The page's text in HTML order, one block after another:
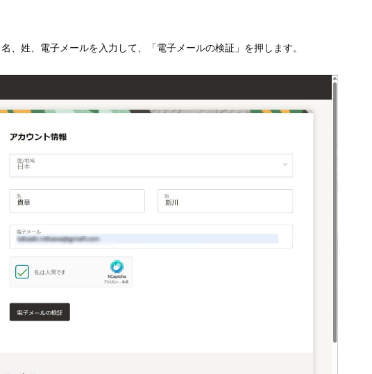
、姓、電子メールを入力して、「電子メールの検証」を押します。